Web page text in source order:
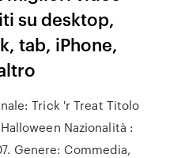
su desktop,
tab, iPhone,
Trick 'r Treat Titolo
Nazionalità :
Genere: Commedia,